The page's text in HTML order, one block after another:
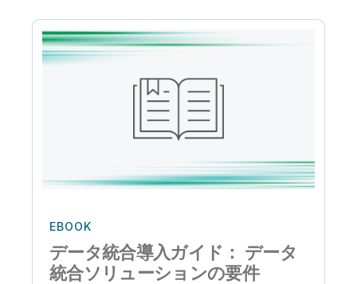
EBOOK
データ統合導入ガイド： データ
統合ソリューションの要件